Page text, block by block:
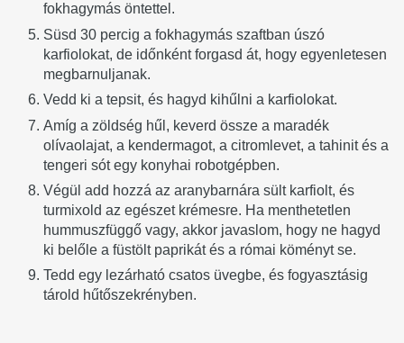
fokhagymás öntettel.
Süsd 30 percig a fokhagymás szaftban úszó
karfiolokat, de időnként forgasd át, hogy egyenletesen
megbarnuljanak.
Vedd ki a tepsit, és hagyd kihűlni a karfiolokat.
Amíg a zöldség hűl, keverd össze a maradék
olívaolajat, a kendermagot, a citromlevet, a tahinit és a
tengeri sót egy konyhai robotgépben.
Végül add hozzá az aranybarnára sült karfiolt, és
turmixold az egészet krémesre. Ha menthetetlen
hummuszfüggő vagy, akkor javaslom, hogy ne hagyd
ki belőle a füstölt paprikát és a római köményt se.
Tedd egy lezárható csatos üvegbe, és fogyasztásig
tárold hűtőszekrényben.